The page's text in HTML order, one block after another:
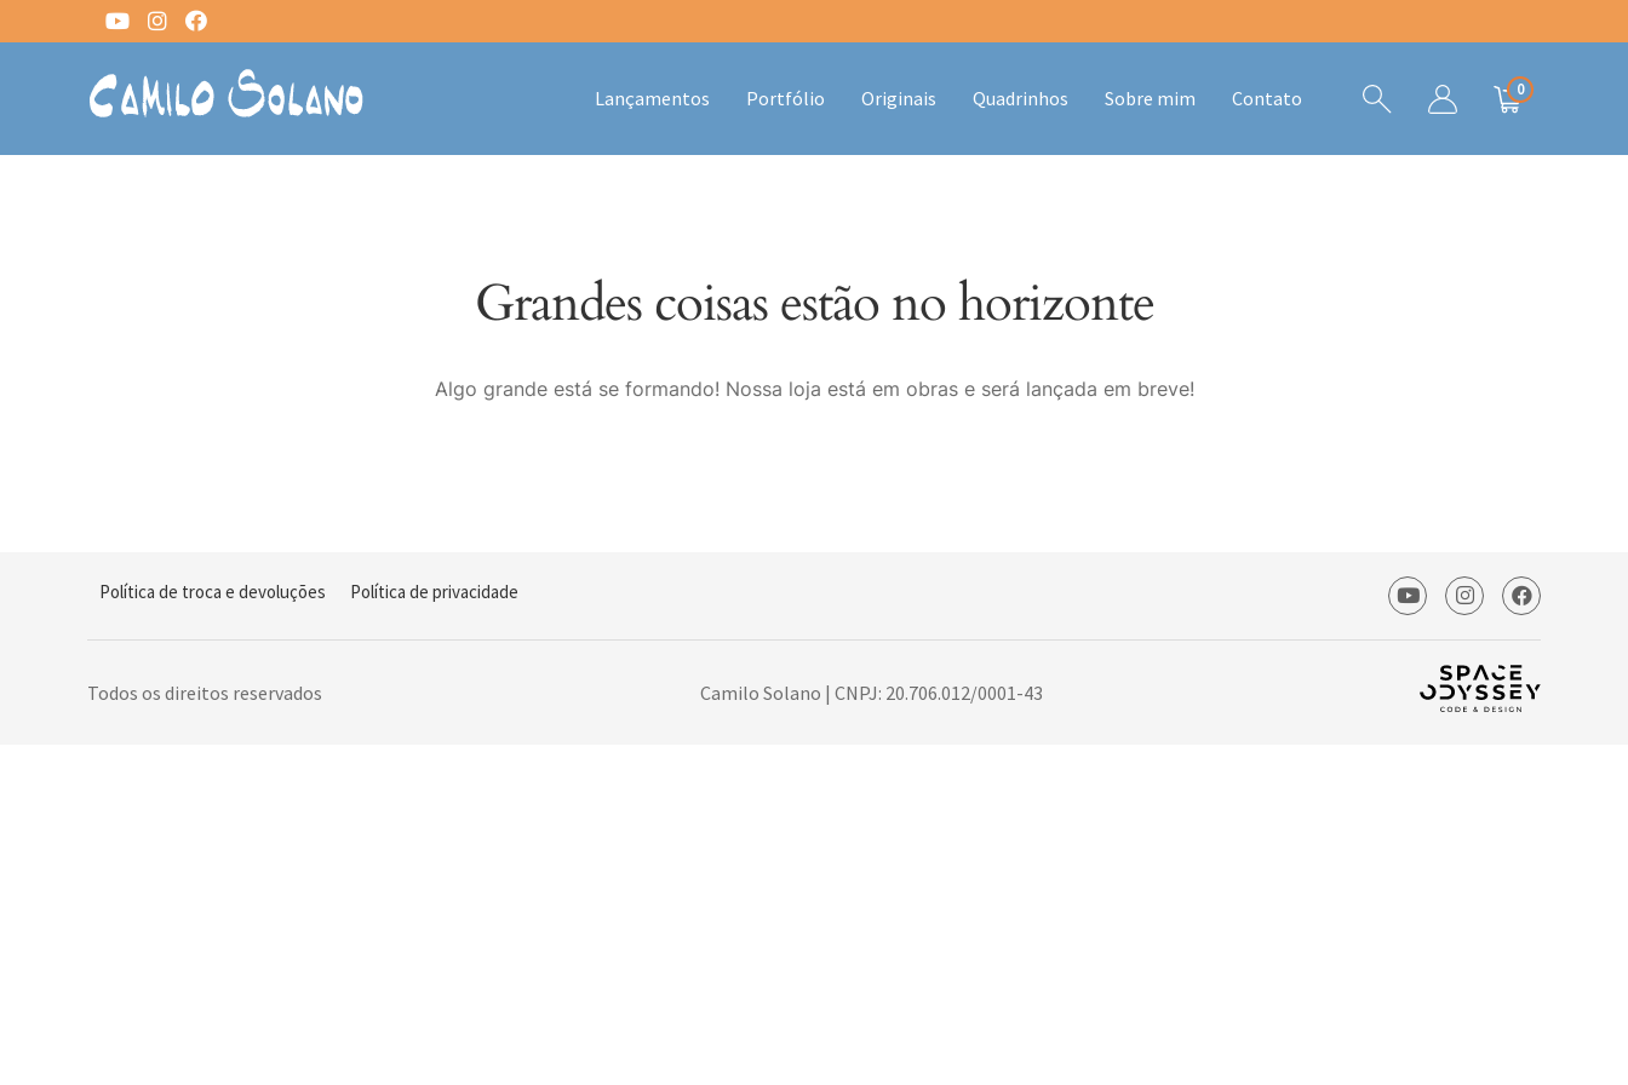
Lançamentos Portfólio Originais Quadrinhos Sobre mim Contato 0
Grandes coisas estão no horizonte
Algo grande está se formando! Nossa loja está em obras e será lançada em breve!
Política de troca e devoluções Política de privacidade
Todos os direitos reservados Camilo Solano | CNPJ: 20.706.012/0001-43